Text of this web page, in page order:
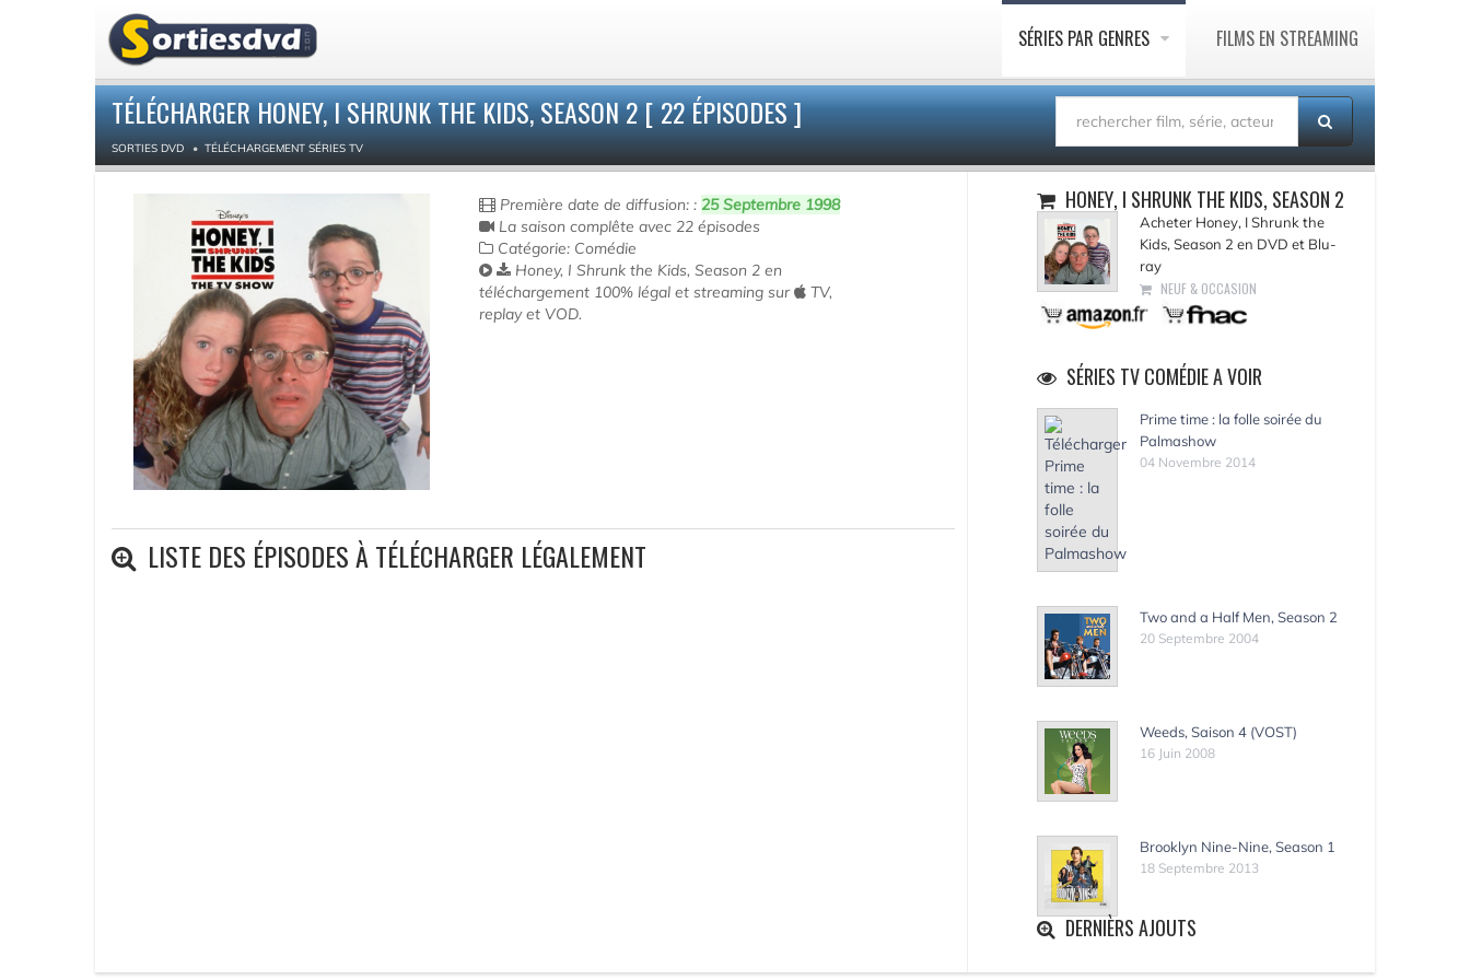
SÉRIES PAR GENRES FILMS EN STREAMING
TÉLÉCHARGER HONEY, I SHRUNK THE KIDS, SEASON 2 [ 22 ÉPISODES ]
SORTIES DVD TÉLÉCHARGEMENT SÉRIES TV
Première date de diffusion: : 25 Septembre 1998
La saison complête avec 22 épisodes
Catégorie: Comédie
Honey, I Shrunk the Kids, Season 2 en
téléchargement 100% légal et streaming sur
TV,
replay et VOD.
LISTE DES ÉPISODES À TÉLÉCHARGER LÉGALEMENT
HONEY, I SHRUNK THE KIDS, SEASON 2
Acheter Honey, I Shrunk the
Kids, Season 2 en DVD et Blu-
ray
NEUF & OCCASION
SÉRIES TV COMÉDIE A VOIR
Prime time : la folle soirée du
Palmashow
04 Novembre 2014
Two and a Half Men, Season 2
20 Septembre 2004
Weeds, Saison 4 (VOST)
16 Juin 2008
Brooklyn Nine-Nine, Season 1
18 Septembre 2013
DERNIÈRS AJOUTS